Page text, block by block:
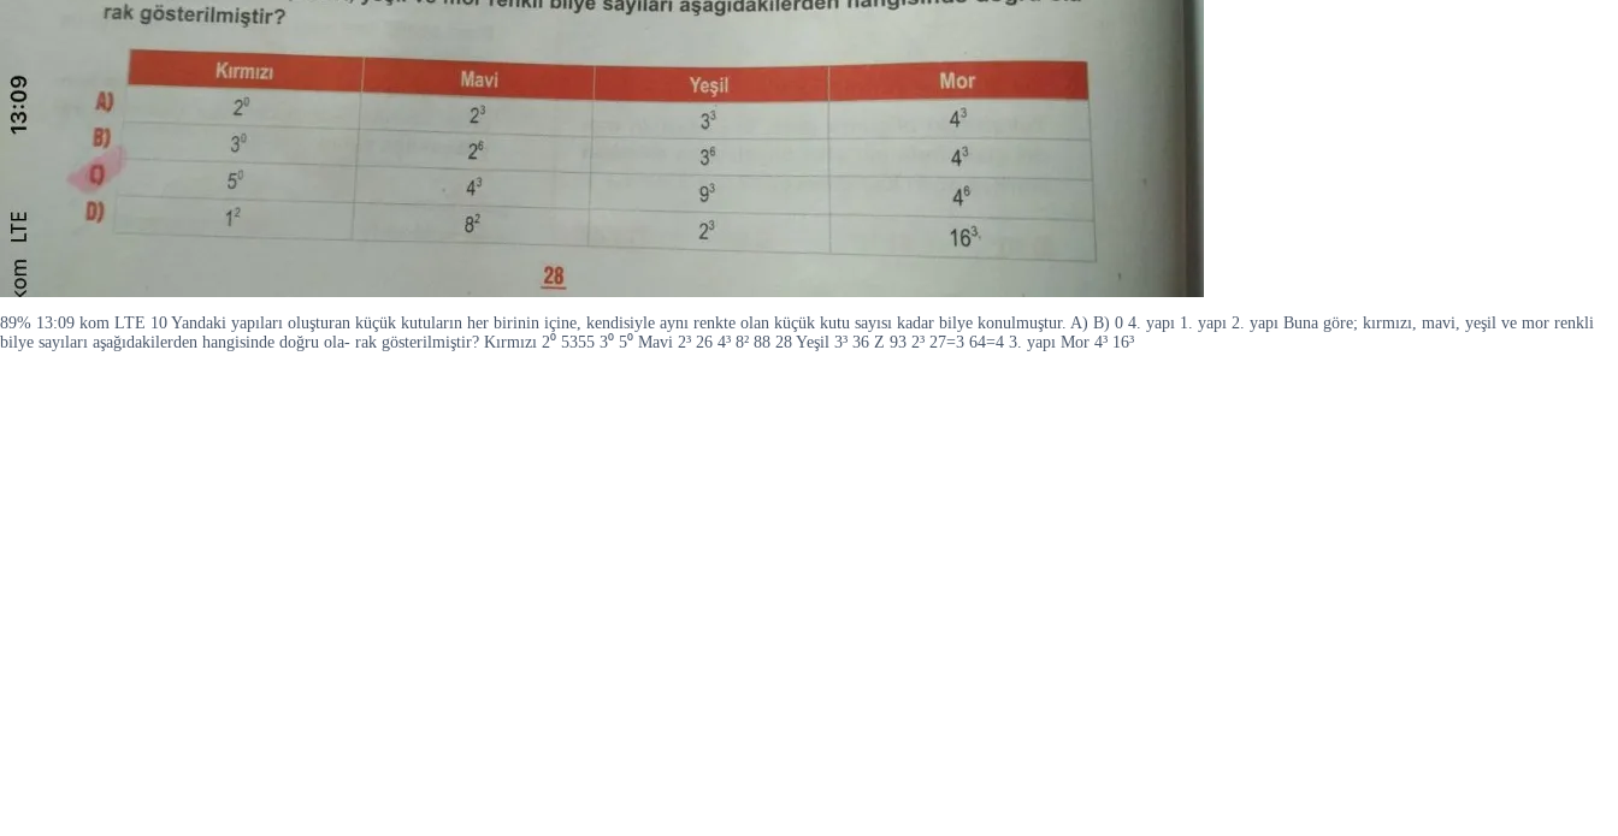
89% 13:09 kom LTE 10 Yandaki yapıları oluşturan küçük kutuların her birinin içine, kendisiyle aynı renkte olan küçük kutu sayısı kadar bilye konulmuştur. A) B) 0 4. yapı 1. yapı 2. yapı Buna göre; kırmızı, mavi, yeşil ve mor renkli
bilye sayıları aşağıdakilerden hangisinde doğru ola- rak gösterilmiştir? Kırmızı 2⁰ 5355 3⁰ 5⁰ Mavi 2³ 26 4³ 8² 88 28 Yeşil 3³ 36 Z 93 2³ 27=3 64=4 3. yapı Mor 4³ 16³